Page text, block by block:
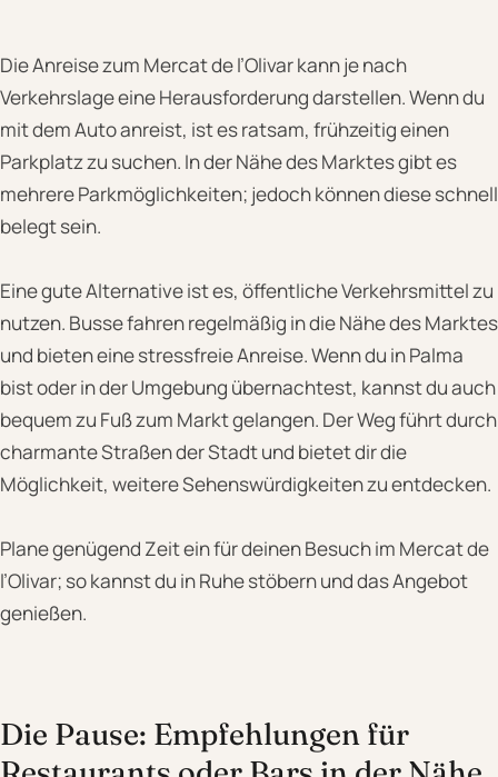
Die Anreise zum Mercat de l’Olivar kann je nach
Verkehrslage eine Herausforderung darstellen. Wenn du
mit dem Auto anreist, ist es ratsam, frühzeitig einen
Parkplatz zu suchen. In der Nähe des Marktes gibt es
mehrere Parkmöglichkeiten; jedoch können diese schnell
belegt sein.
Eine gute Alternative ist es, öffentliche Verkehrsmittel zu
nutzen. Busse fahren regelmäßig in die Nähe des Marktes
und bieten eine stressfreie Anreise. Wenn du in Palma
bist oder in der Umgebung übernachtest, kannst du auch
bequem zu Fuß zum Markt gelangen. Der Weg führt durch
charmante Straßen der Stadt und bietet dir die
Möglichkeit, weitere Sehenswürdigkeiten zu entdecken.
Plane genügend Zeit ein für deinen Besuch im Mercat de
l’Olivar; so kannst du in Ruhe stöbern und das Angebot
genießen.
Die Pause: Empfehlungen für